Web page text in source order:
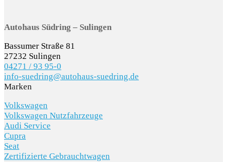
Autohaus Südring – Sulingen
Bassumer Straße 81
27232 Sulingen
04271 / 93 95-0
info-suedring@autohaus-suedring.de
Marken
Volkswagen
Volkswagen Nutzfahrzeuge
Audi Service
Cupra
Seat
Zertifizierte Gebrauchtwagen